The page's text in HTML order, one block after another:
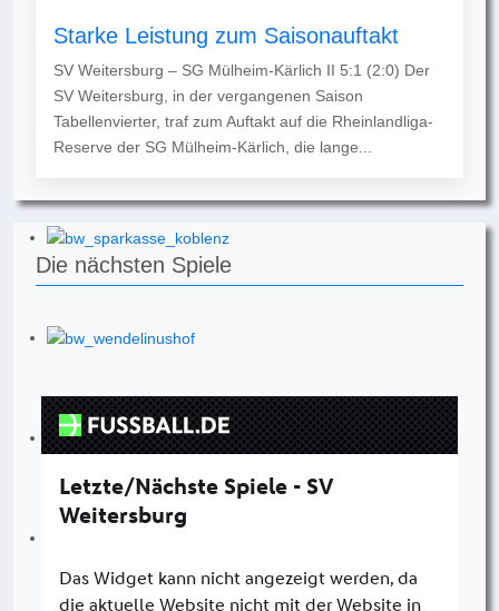
Starke Leistung zum Saisonauftakt
SV Weitersburg – SG Mülheim-Kärlich II 5:1 (2:0) Der
SV Weitersburg, in der vergangenen Saison
Tabellenvierter, traf zum Auftakt auf die Rheinlandliga-
Reserve der SG Mülheim-Kärlich, die lange...
Die nächsten Spiele